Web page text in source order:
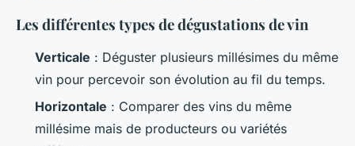
Les différentes types de dégustations de vin
Verticale : Déguster plusieurs millésimes du même
vin pour percevoir son évolution au fil du temps.
Horizontale : Comparer des vins du même
millésime mais de producteurs ou variétés